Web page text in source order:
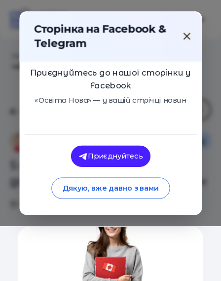
5 причин не відправляти
дитину навчатися за кордон
Сторінка на Facebook &
Telegram
Приєднуйтесь до нашої сторінки у
Facebook
«Освіта Нова» — у вашій стрічці новин
Приєднуйтесь
Дякую, вже давно з вами